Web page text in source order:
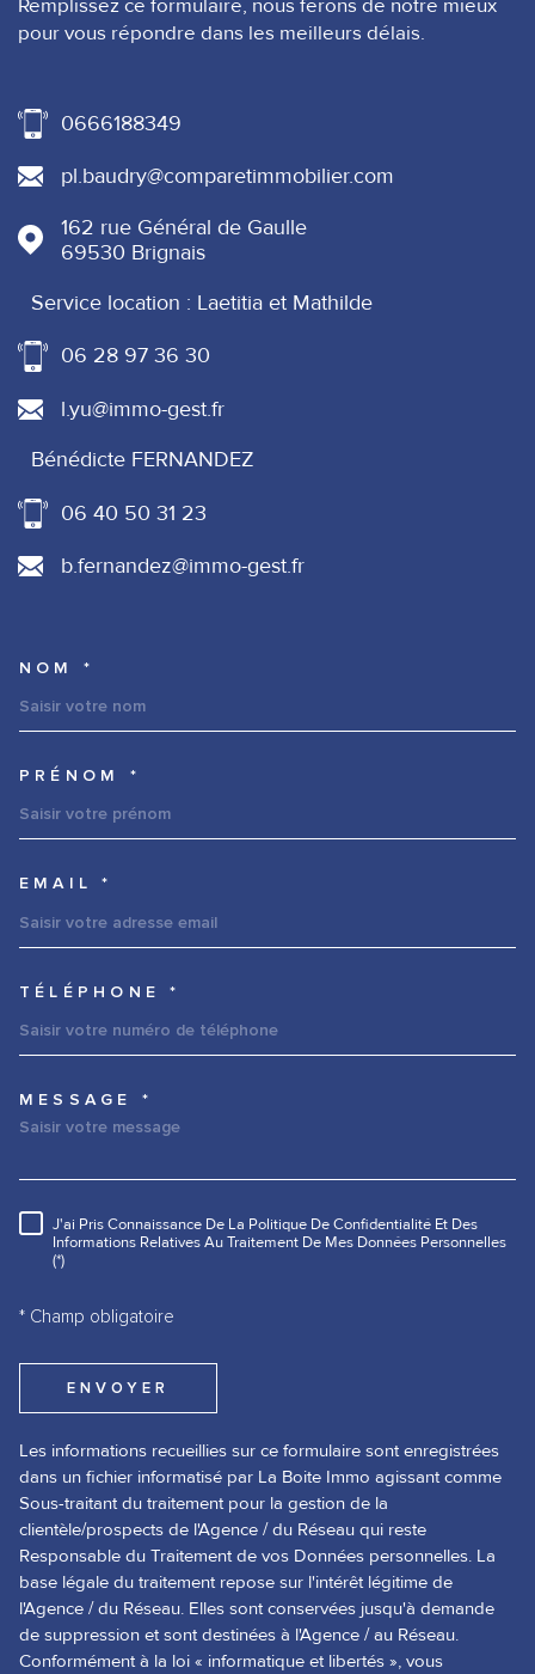
Remplissez ce formulaire, nous ferons de notre mieux
pour vous répondre dans les meilleurs délais.
0666188349
pl.baudry@comparetimmobilier.com
162 rue Général de Gaulle
69530
Brignais
Service location : Laetitia et Mathilde
06 28 97 36 30
l.yu@immo-gest.fr
Bénédicte FERNANDEZ
06 40 50 31 23
b.fernandez@immo-gest.fr
NOM *
PRÉNOM *
EMAIL *
TÉLÉPHONE *
TRAD_MELTEM_VOREDEMANDE
MESSAGE *
RÈGLEMENTATION
J'ai Pris Connaissance De La Politique De Confidentialité Et Des
Informations Relatives Au Traitement De Mes Données Personnelles
(*)
* Champ obligatoire
ENVOYER
Les informations recueillies sur ce formulaire sont enregistrées
dans un fichier informatisé par La Boite Immo agissant comme
Sous-traitant du traitement pour la gestion de la
clientèle/prospects de l'Agence / du Réseau qui reste
Responsable du Traitement de vos Données personnelles. La
base légale du traitement repose sur l'intérêt légitime de
l'Agence / du Réseau. Elles sont conservées jusqu'à demande
de suppression et sont destinées à l'Agence / au Réseau.
Conformément à la loi « informatique et libertés », vous